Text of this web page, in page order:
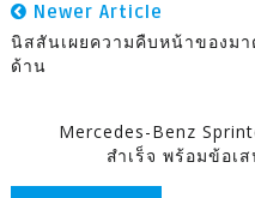
Newer Article
นิสสันเผยความคืบหน้าของม
ด้าน
Mercedes-Benz
สำเร็จ พร้อมข้อเ